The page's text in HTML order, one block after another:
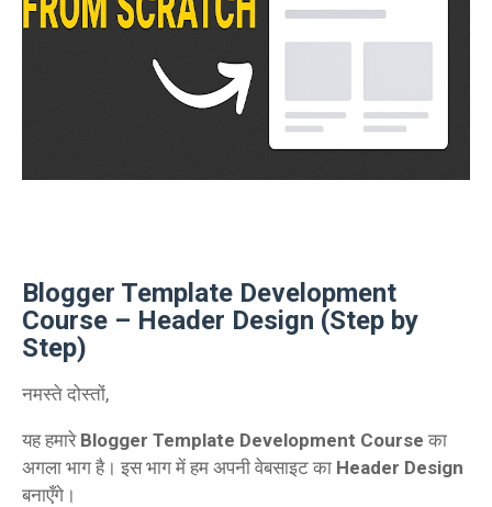
Blogger Template Development
Course – Header Design (Step by
Step)
नमस्ते दोस्तों,
यह हमारे Blogger Template Development Course का
अगला भाग है। इस भाग में हम अपनी वेबसाइट का Header Design
बनाएँगे।